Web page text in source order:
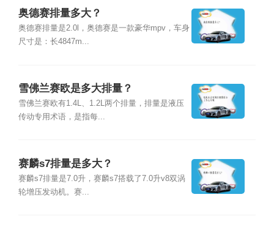
奥德赛排量多大？
奥德赛排量是2.0l，奥德赛是一款豪华mpv，车身
尺寸是：长4847m...
雪佛兰赛欧是多大排量？
雪佛兰赛欧有1.4L、1.2L两个排量，排量是液压
传动专用术语，是指每...
赛麟s7排量是多大？
赛麟s7排量是7.0升，赛麟s7搭载了7.0升v8双涡
轮增压发动机。赛...